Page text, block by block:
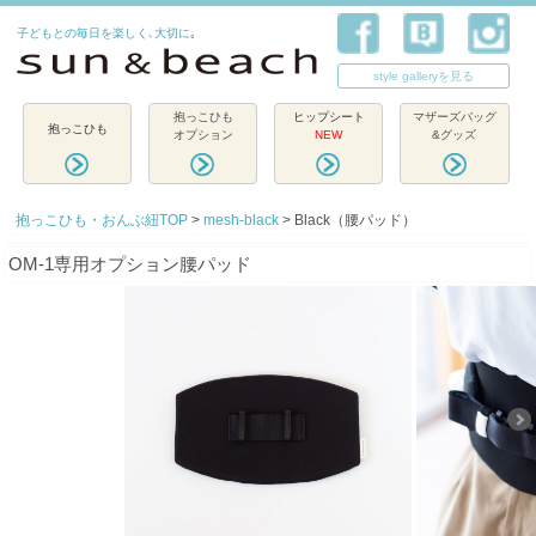
子どもとの毎日を楽しく､大切に｡
style galleryを見る
抱っこひも
抱っこひも
オプション
ヒップシート
NEW
マザーズバッグ
&グッズ
抱っこひも・おんぶ紐TOP >mesh-black > Black（腰パッド）
OM-1専用オプション腰パッド